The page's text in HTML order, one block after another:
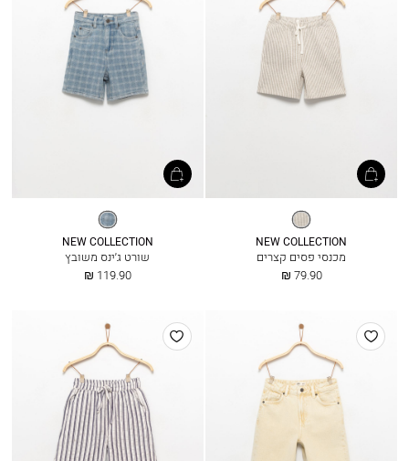
פסים
NEW COLLECTION
מכנסי פסים קצרים
החל
79.90 ₪
דנים
NEW COLLECTION
שורט ג׳ינס משובץ
החל
119.90 ₪
הוסף
למועדפים
הוסף
למועדפים